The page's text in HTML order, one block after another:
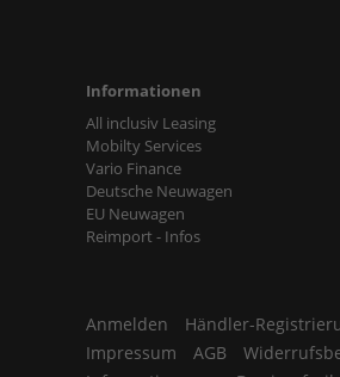
Informationen
All inclusiv Leasing
Mobilty Services
Vario Finance
Deutsche Neuwagen
EU Neuwagen
Reimport - Infos
Anmelden
Händler-
Impressum
AGB